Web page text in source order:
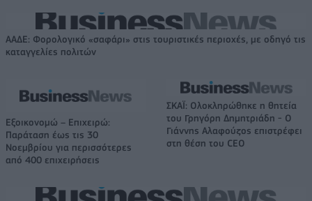
ΑΑΔΕ: Φορολογικό «σαφάρι» στις τουριστικές περιοχές, με οδηγό τις
καταγγελίες πολιτών
Εξοικονομώ – Επιχειρώ:
Παράταση έως τις 30
Νοεμβρίου για περισσότερες
από 400 επιχειρήσεις
ΣΚΑΪ: Ολοκληρώθηκε η θητεία
του Γρηγόρη Δημητριάδη - Ο
Γιάννης Αλαφούζος επιστρέφει
στη θέση του CEO